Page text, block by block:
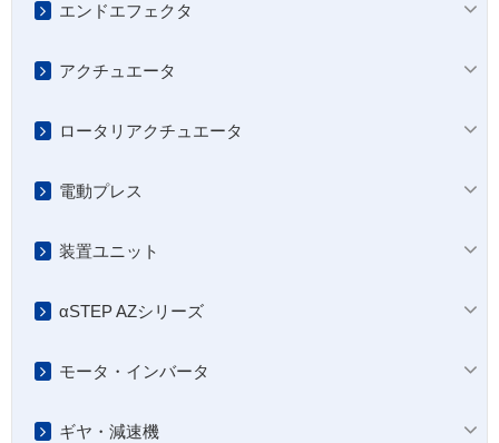
エンドエフェクタ
アクチュエータ
ロータリアクチュエータ
電動プレス
装置ユニット
αSTEP AZシリーズ
モータ・インバータ
ギヤ・減速機